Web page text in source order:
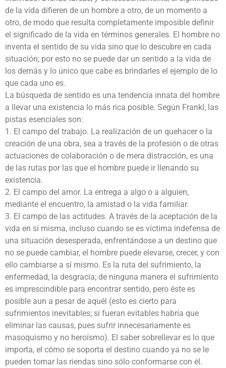
de la vida difieren de un hombre a otro, de un momento a
otro, de modo que resulta completamente imposible definir
el significado de la vida en términos generales. El hombre no
inventa el sentido de su vida sino que lo descubre en cada
situación; por esto no se puede dar un sentido a la vida de
los demás y lo único que cabe es brindarles el ejemplo de lo
que cada uno es.
La búsqueda de sentido es una tendencia innata del hombre
a llevar una existencia lo más rica posible. Según Frankl, las
pistas esenciales son:
1. El campo del trabajo. La realización de un quehacer o la
creación de una obra, sea a través de la profesión o de otras
actuaciones de colaboración o de mera distracción, es una
de las rutas por las que el hombre puede ir llenando su
existencia.
2. El campo del amor. La entrega a algo o a alguien,
mediante el encuentro, la amistad o la vida familiar.
3. El campo de las actitudes. A través de la aceptación de la
vida en sí misma, incluso cuando se es víctima indefensa de
una situación desesperada, enfrentándose a un destino que
no se puede cambiar, el hombre puede elevarse, crecer, y con
ello cambiarse a sí mismo. Es la ruta del sufrimiento, la
enfermedad, la desgracia; de ninguna manera el sufrimiento
es imprescindible para encontrar sentido, pero éste es
posible aun a pesar de aquél (esto es cierto para
sufrimientos inevitables; si fueran evitables habría que
eliminar las causas, pues sufrir innecesariamente es
masoquismo y no heroísmo). El saber sobrellevar es lo que
importa, el cómo se soporta el destino cuando ya no se le
pueden tomar las riendas sino sólo conformarse con él.